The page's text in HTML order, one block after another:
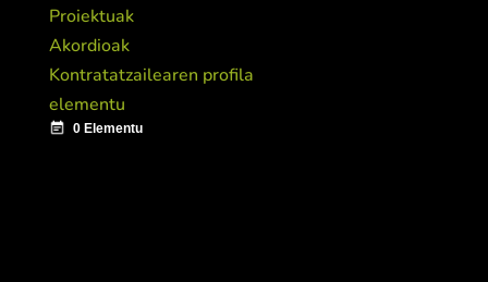
Proiektuak
Akordioak
Kontratatzailearen profila
elementu